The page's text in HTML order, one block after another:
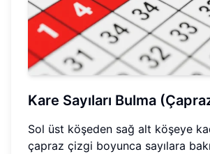
Kare Sayıları Bulma
Sol üst köşeden sağ alt köşeye
çapraz çizgi boyunca sayılara